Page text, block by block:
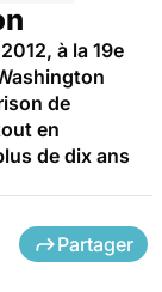
à la 19e
de
en
de dix ans
Partager